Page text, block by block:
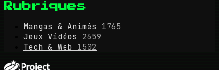
Rubriques
Mangas & Animés
1765
Jeux Vidéos
2659
Tech & Web 1502